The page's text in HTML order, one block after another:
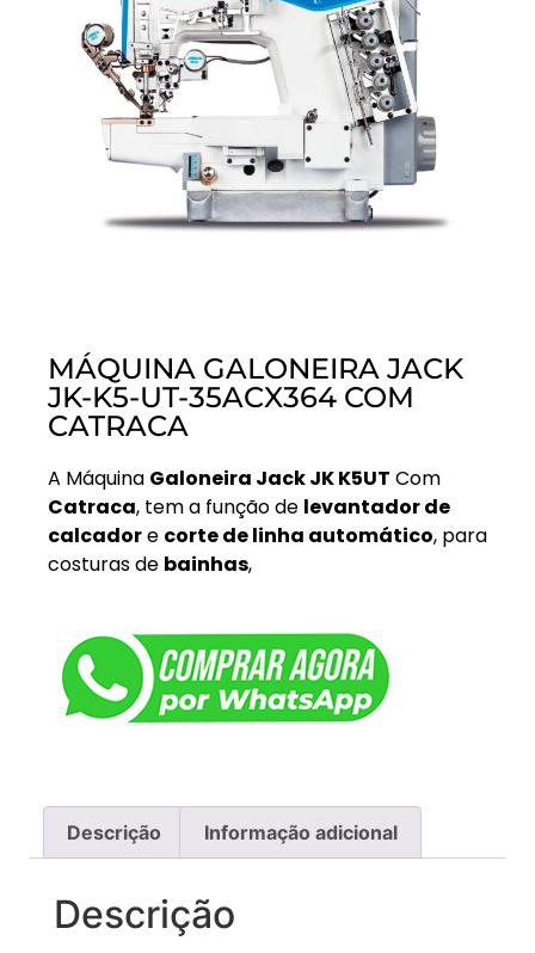
MÁQUINA GALONEIRA JACK
JK-K5-UT-35ACX364 COM
CATRACA
A Máquina Galoneira Jack JK K5UT Com
Catraca, tem a função de levantador de
calcadore corte de linha automático, para
costuras de bainhas,
Descrição Informação adicional
Descrição